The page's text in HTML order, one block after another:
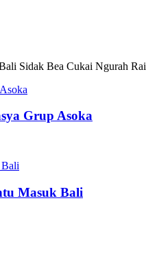
Sidak Bea Cukai Ngurah Rai
Grup Asoka
Masuk Bali